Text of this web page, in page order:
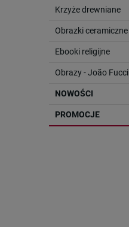
Krzyże drewniane
Obrazki ceramiczne
Ebooki religijne
Obrazy - João Fucci
NOWOŚCI
PROMOCJE